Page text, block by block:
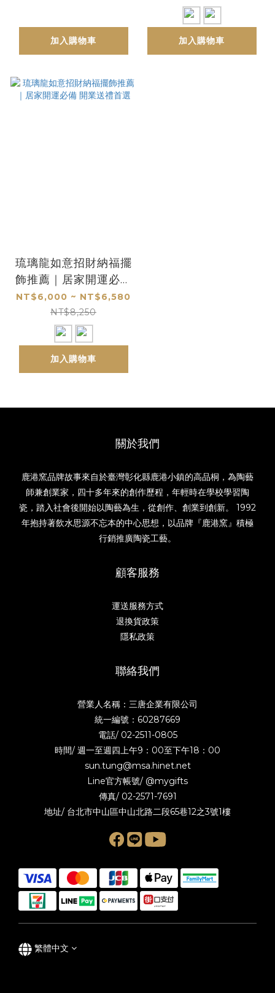
加入購物車 加入購物車
琉璃龍如意招財納福擺
飾推薦｜居家開運必備
開業送禮首選
NT$6,000 ~ NT$6,580
NT$8,250
加入購物車
關於我們
鹿港窯品牌故事來自於臺灣彰化縣鹿港小鎮的高品桐，為陶藝
師兼創業家，四十多年來的創作歷程，年輕時在學校學習陶
瓷，踏入社會後開始以陶藝為生，從創作、創業到創新。 1992
年抱持著飲水思源不忘本的中心思想，以品牌『鹿港窯』積極
行銷推廣陶瓷工藝。
顧客服務
運送服務方式
退換貨政策
隱私政策
聯絡我們
營業人名稱：三唐企業有限公司
統一編號：60287669
電話/ 02-2511-0805
時間/ 週一至週四上午9：00至下午18：00
sun.tung@msa.hinet.net
Line官方帳號/ @mygifts
傳真/ 02-2571-7691
地址/ 台北市中山區中山北路二段65巷12之3號1樓
繁體中文